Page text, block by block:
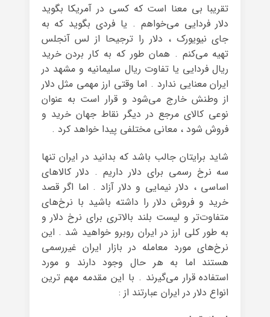
تقریبا بی معنا است که کسی در آمریکا بگوید
دلار فردایی می‌خواهم . یا فردی بگوید که به
جای نیویورک ، دلار را ترجیحا از لس آنجلس
تهیه می‌کنم . همان طور که به کار بردن خرید
ریال فردایی یا تفاوت ریال سلیمانیه و مشهد در
ایران معنایی ندارد . اما وقتی ارز مهمی مثل دلار
از وطنش خارج می‌شود و قرار است به عنوان
نوعی کالای مرجع در دیگر نقاط جهان خرید و
فروش شود ، معانی مختلفی پیدا خواهد کرد .
شاید برایتان جالب باشد که بدانید در ایران تنها
سه نرخ رسمی برای دلار داریم . دلار کالاهای
اساسی ، دلار نیمایی و دلار آزاد . اما اگر قصد
خرید و فروش دلار را داشته باشید با نرخ‌های
متفاوت‌تر و لیست بلند بالاتری برای نرخ دلار و
به طور کلی ارز در ایران روبرو خواهید شد . این
نرخ‌های مورد معامله در بازار ایران غیررسمی
هستند اما به هر حال وجود دارند و مورد
استفاده قرار می‌گیرند . با این مقدمه مهم ترین
انواع دلار در ایران عبارتند از :